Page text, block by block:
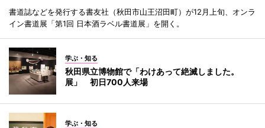
書道誌などを発行する書友社（秋田市山王沼田町）が12月上旬、オンラ
イン書道展「第1回 日本酒ラベル書道展」を開く。
学ぶ・知る
秋田県立博物館で「わけあって絶滅しました。
展」 初日700人来場
学ぶ・知る